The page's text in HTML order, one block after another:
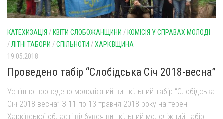
КАТЕХИЗАЦІЯ / КВІТИ СЛОБОЖАНЩИНИ / КОМІСІЯ У СПРАВАХ МОЛОДІ
/ЛІТНІ ТАБОРИ /СПІЛЬНОТИ /ХАРКІВЩИНА
19.05.2018
Проведено табір “Слобідська Січ 2018-весна”
Успішно проведено молодіжний вишкільний табір “Слобідська
Січ-2018-весна” З 11 по 13 травня 2018 року на терені
Харківської області відбувся вишкільний молодіжний табір